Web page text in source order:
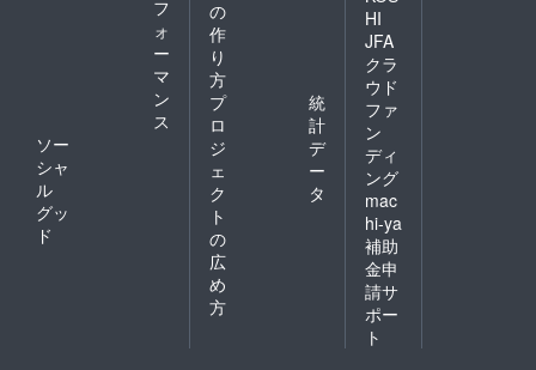
フ
ォ
ー
マ
ン
ス
ソー
シャ
ル
グッ
ド
の
作
り
方
プ
ロ
ジ
ェ
ク
ト
の
広
め
方
統
計
デ
ー
タ
HI
JFA
クラ
ウド
ファ
ン
ディ
ング
mac
hi-ya
補助
金申
請サ
ポー
ト